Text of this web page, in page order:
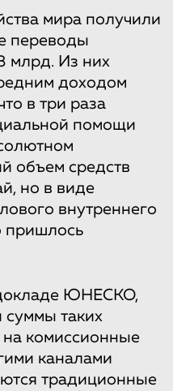
мира получили
переводы
млрд. Из них
доходом
в три раза
помощи
объем средств
но в виде
внутреннего
пришлось
ЮНЕСКО,
таких
комиссионные
каналами
традиционные